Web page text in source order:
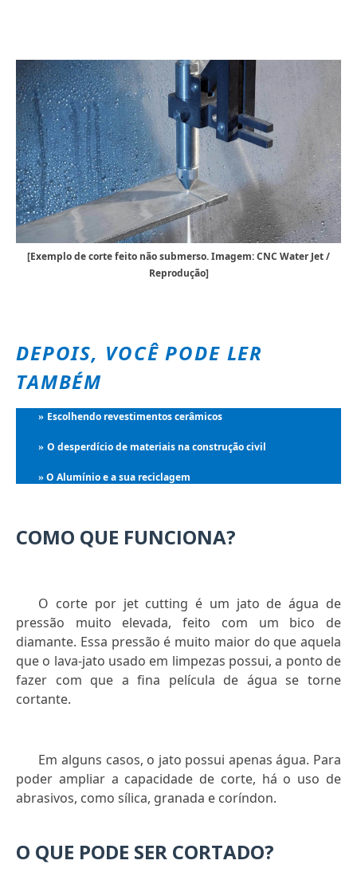
[Exemplo de corte feito não submerso. Imagem: CNC Water Jet /
Reprodução]
DEPOIS, VOCÊ PODE LER
TAMBÉM
» Escolhendo revestimentos cerâmicos
» O desperdício de materiais na construção civil
» O Alumínio e a sua reciclagem
COMO QUE FUNCIONA?
O corte por jet cutting é um jato de água de
pressão muito elevada, feito com um bico de
diamante. Essa pressão é muito maior do que aquela
que o lava-jato usado em limpezas possui, a ponto de
fazer com que a fina película de água se torne
cortante.
Em alguns casos, o jato possui apenas água. Para
poder ampliar a capacidade de corte, há o uso de
abrasivos, como sílica, granada e coríndon.
O QUE PODE SER CORTADO?